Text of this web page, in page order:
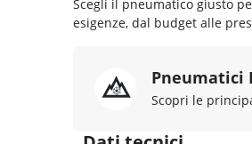
Scegli il pneumatico giusto
esigenze, dal budget alle
Pneumatici
Scopri le